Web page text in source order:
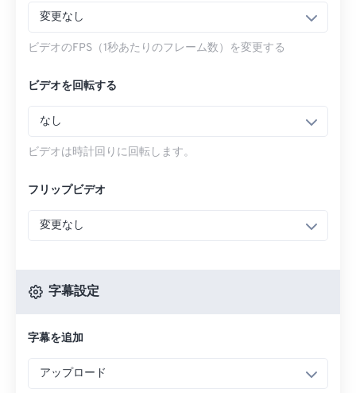
変更なし
ビデオのFPS（1秒あたりのフレーム数）を変更する
ビデオを回転する
なし
ビデオは時計回りに回転します。
フリップビデオ
変更なし
字幕設定
字幕を追加
アップロード